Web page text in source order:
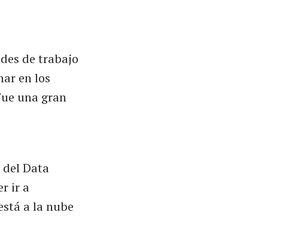
de trabajo
en los
una gran
Data
ir a
a la nube